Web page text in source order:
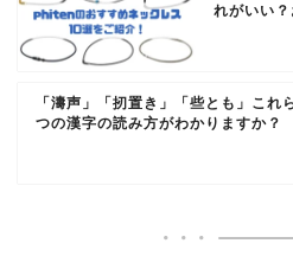
れがいい
「濤声」「扨置き」「些とも」これ
つの漢字の読み方がわかりますか？